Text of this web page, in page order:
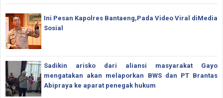
Ini Pesan Kapolres Bantaeng,Pada Video Viral diMedia
Sosial
Sadikin arisko dari aliansi masyarakat Gayo
mengatakan akan melaporkan BWS dan PT Brantas
Abipraya ke aparat penegak hukum